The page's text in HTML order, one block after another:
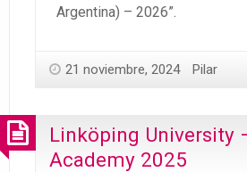
Argentina) – 2026”.
21 noviembre, 2024 Pilar
Linköping University
Academy 2025